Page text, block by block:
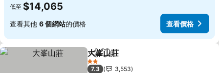
低至 $14,065
查看其他 6 個網站的價格 查看價格
分享 加入我的最愛
大峯山莊
2 星級
7.3
3,553